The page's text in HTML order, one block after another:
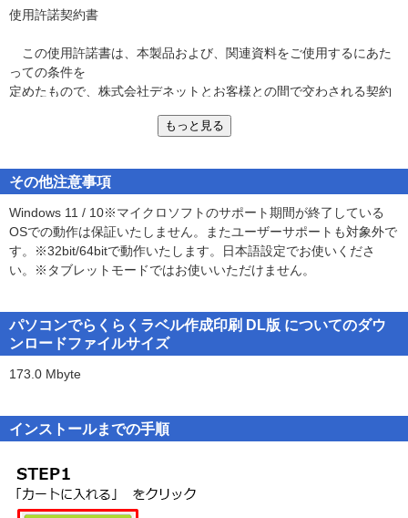
1種類のデザインをすべてのラベル面に作成するシングルデザインモ
ード
ラベルの面毎に別々のデザインを作成・印刷できるマルチモード
QRコードやバーコードを作成・画像保存できる「QR・バーコード
作成」
CSVファイルの作成や編集「CSVメーカー2」
・「らくらく印刷マルチラベル作成2」データ対応
〜かんたん操作でオリジナルラベルを作成!〜
「パソコンでらくらくラベル作成印刷」で自分だけのラベルシール
を印刷しよう!
https://products.de-net.com/raku-labelsakusei-print/
ています。
ファイル等)は、本ソフト上では正常に読み込めない場合がありま
す。
※一度に大量の写真(画像)を入出力、また写真自体のデータが大き
場合や、正常に印刷されない場合があります。
んで使用することができますが、一部のフォントや特殊文字・外字
等は使用できない場合があります。
※レーベル印刷の用紙設定はできません。
が異なるので、プリンター毎にそれぞれ調整をしてください。
※各ダイレクトプリンターからCD/DVD/BDにダイレクト印刷する場
合には、別売りのキットやオプションが必要な場合があります。
※CD/DVD/BDへのダイレクト印刷時のプリンター設定はプリンター
※バーコードのチェックデジットは自動計算されます。
ードバーのみを長くすることはできません。
※OCR(Optical Character Recognition：光学文字認識)には対応して
いません。
使用許諾契約書
この使用許諾書は、本製品および、関連資料をご使用するにあた
っての条件を
定めたもので、株式会社デネットとお客様との間で交わされる契約
[使用許諾契約の条項に同意します]にチェックをつけ、[次へ]ボタン
を押してソフトウェアをインストールして下さい。
「使用許諾条件」に同意された場合のみ、ソフトウェアをインス
トールして
使用することができます。
１ お客様
本使用許諾契約に同意し本ソフトウェアを使用されるご本人を
いいます。
２ 弊社
第2条(使用条件)
の
外部記憶装置(ハードディスク)および一つの記録媒体(フロッピ
ーディスク等)
もっと見る
その他注意事項
Windows 11 / 10※マイクロソフトのサポート期間が終了している
OSでの動作は保証いたしません。またユーザーサポートも対象外で
す。※32bit/64bitで動作いたします。日本語設定でお使いくださ
い。※タブレットモードではお使いいただけません。
パソコンでらくらくラベル作成印刷 DL版 についてのダウ
ンロードファイルサイズ
173.0 Mbyte
インストールまでの手順